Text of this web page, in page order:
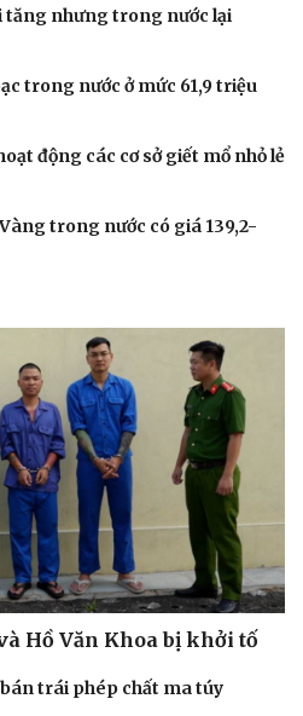
tăng nhưng trong nước lại
trong nước ở mức 61,9 triệu
động các cơ sở giết mổ nhỏ lẻ
trong nước có giá 139,2-
Hồ Văn Khoa bị khởi tố
trái phép chất ma túy